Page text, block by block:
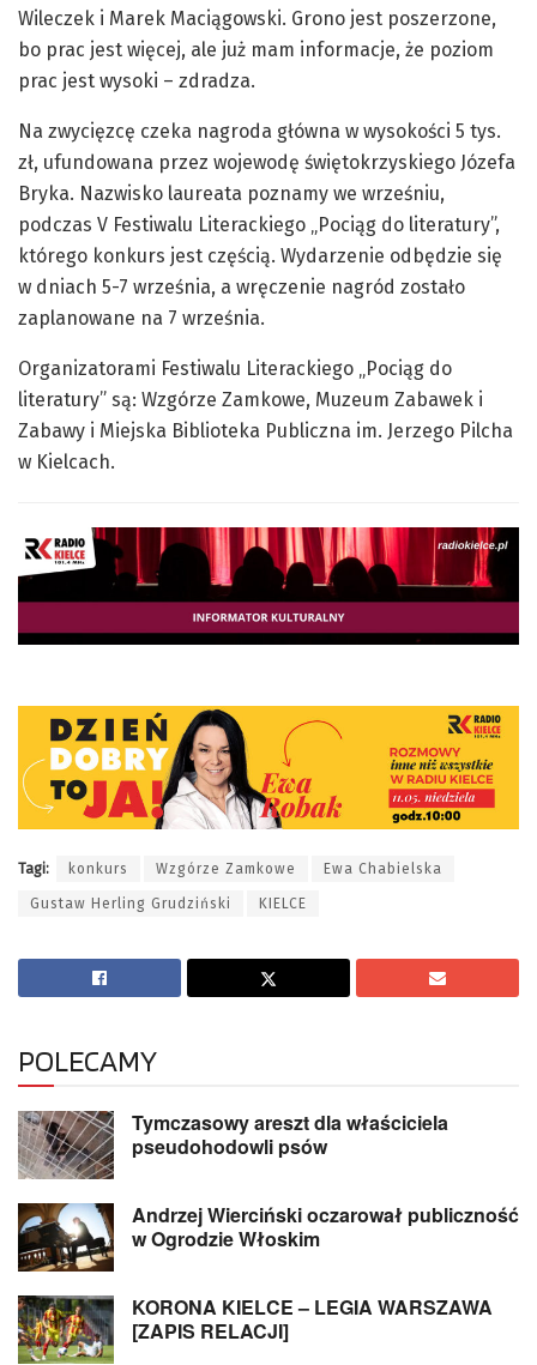
Wileczek i Marek Maciągowski. Grono jest poszerzone,
bo prac jest więcej, ale już mam informacje, że poziom
prac jest wysoki – zdradza.
Na zwycięzcę czeka nagroda główna w wysokości 5 tys.
zł, ufundowana przez wojewodę świętokrzyskiego Józefa
Bryka. Nazwisko laureata poznamy we wrześniu,
podczas V Festiwalu Literackiego „Pociąg do literatury”,
którego konkurs jest częścią. Wydarzenie odbędzie się
w dniach 5-7 września, a wręczenie nagród zostało
zaplanowane na 7 września.
Organizatorami Festiwalu Literackiego „Pociąg do
literatury” są: Wzgórze Zamkowe, Muzeum Zabawek i
Zabawy i Miejska Biblioteka Publiczna im. Jerzego Pilcha
w Kielcach.
Tagi: konkurs Wzgórze Zamkowe Ewa Chabielska
Gustaw Herling Grudziński KIELCE
POLECAMY
Tymczasowy areszt dla właściciela
pseudohodowli psów
Andrzej Wierciński oczarował publiczność
w Ogrodzie Włoskim
KORONA KIELCE – LEGIA WARSZAWA
[ZAPIS RELACJI]